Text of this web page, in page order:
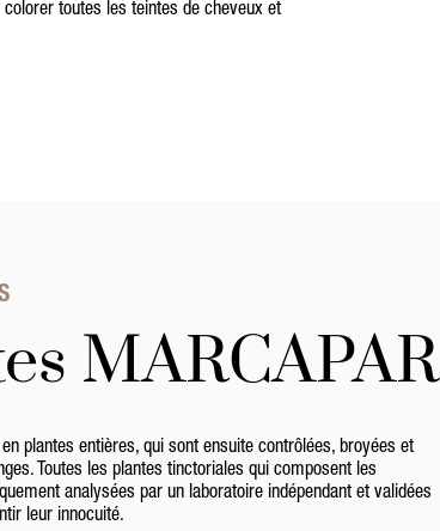
toutes les teintes de cheveux et
MARCAPAR
plantes entières, qui sont ensuite contrôlées, broyées et
Toutes les plantes tinctoriales qui composent les
analysées par un laboratoire indépendant et validées
leur innocuité.